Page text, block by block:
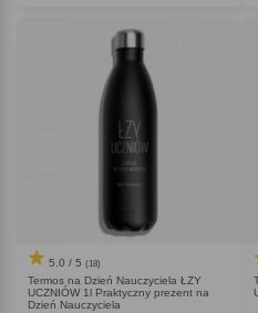
5.0 / 5 (18)
Termos na Dzień Nauczyciela ŁZY
UCZNIÓW 1l Praktyczny prezent na
Dzień Nauczyciela